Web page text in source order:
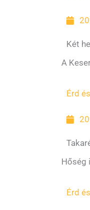
Két
A
Érd
Hőség
Érd